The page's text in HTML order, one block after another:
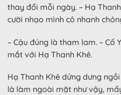
thay đổi mỗi ngày. – Hạ
cười nhạo mình cô nhanh
– Cậu đúng là tham lam. – Cố
mắt với Hạ Thanh Khê.
Hạ Thanh Khê dửng dưng ngồi
là làm ngoài mặt như vậy,